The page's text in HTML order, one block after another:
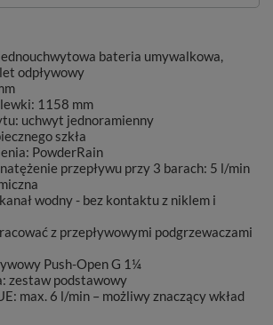
bateria umywalkowa,
odpływowy
1158 mm
uchwyt jednoramienny
szkła
PowderRain
przepływu przy 3 barach: 5 l/min
wodny - bez kontaktu z niklem i
z przepływowymi podgrzewaczami
Push-Open G 1¼
zestaw podstawowy
max. 6 l/min – możliwy znaczący wkład